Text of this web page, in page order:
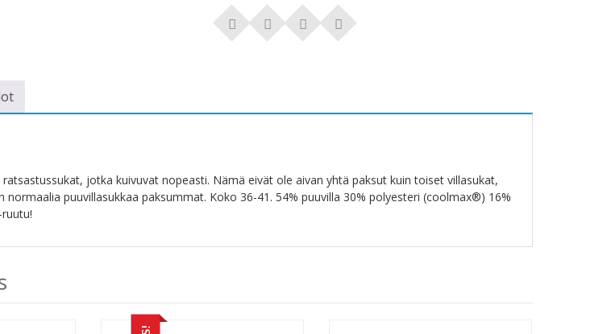
jotka kuivuvat nopeasti. Nämä eivät ole aivan yhtä paksut kuin toiset villasukat,
normaalia puuvillasukkaa paksummat. Koko 36-41. 54% puuvilla 30% polyesteri (coolmax®) 16%